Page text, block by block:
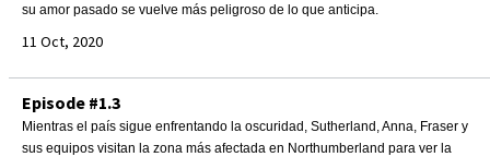
su amor pasado se vuelve más peligroso de lo que anticipa.
11 Oct, 2020
Episode #1.3
Mientras el país sigue enfrentando la oscuridad, Sutherland, Anna, Fraser y
sus equipos visitan la zona más afectada en Northumberland para ver la